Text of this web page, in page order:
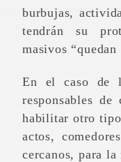
burbujas,
tendrán su
masivos “quedan
En el caso de las aulas más pequeñas, los
responsables de
habilitar otro tipo
actos,
cercanos, para